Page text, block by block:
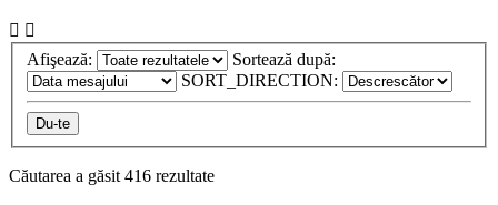
Afişează:
Sortează după:
SORT_DIRECTION:
Căutarea a găsit 416 rezultate